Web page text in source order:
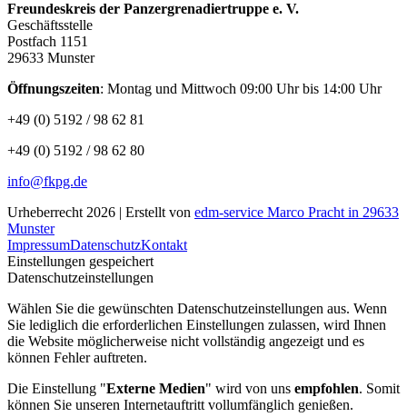
Freundeskreis der Panzergrenadiertruppe e. V.
Geschäftsstelle
Postfach 1151
29633 Munster
Öffnungszeiten: Montag und Mittwoch 09:00 Uhr bis 14:00 Uhr
+49 (0) 5192 / 98 62 81
+49 (0) 5192 / 98 62 80
info@fkpg.de
Urheberrecht 2026 | Erstellt von edm-service Marco Pracht in 29633
Munster
ImpressumDatenschutzKontakt
Einstellungen gespeichert
Datenschutzeinstellungen
Wählen Sie die gewünschten Datenschutzeinstellungen aus. Wenn
Sie lediglich die erforderlichen Einstellungen zulassen, wird Ihnen
die Website möglicherweise nicht vollständig angezeigt und es
können Fehler auftreten.
Die Einstellung "Externe Medien" wird von uns empfohlen. Somit
können Sie unseren Internetauftritt vollumfänglich genießen.